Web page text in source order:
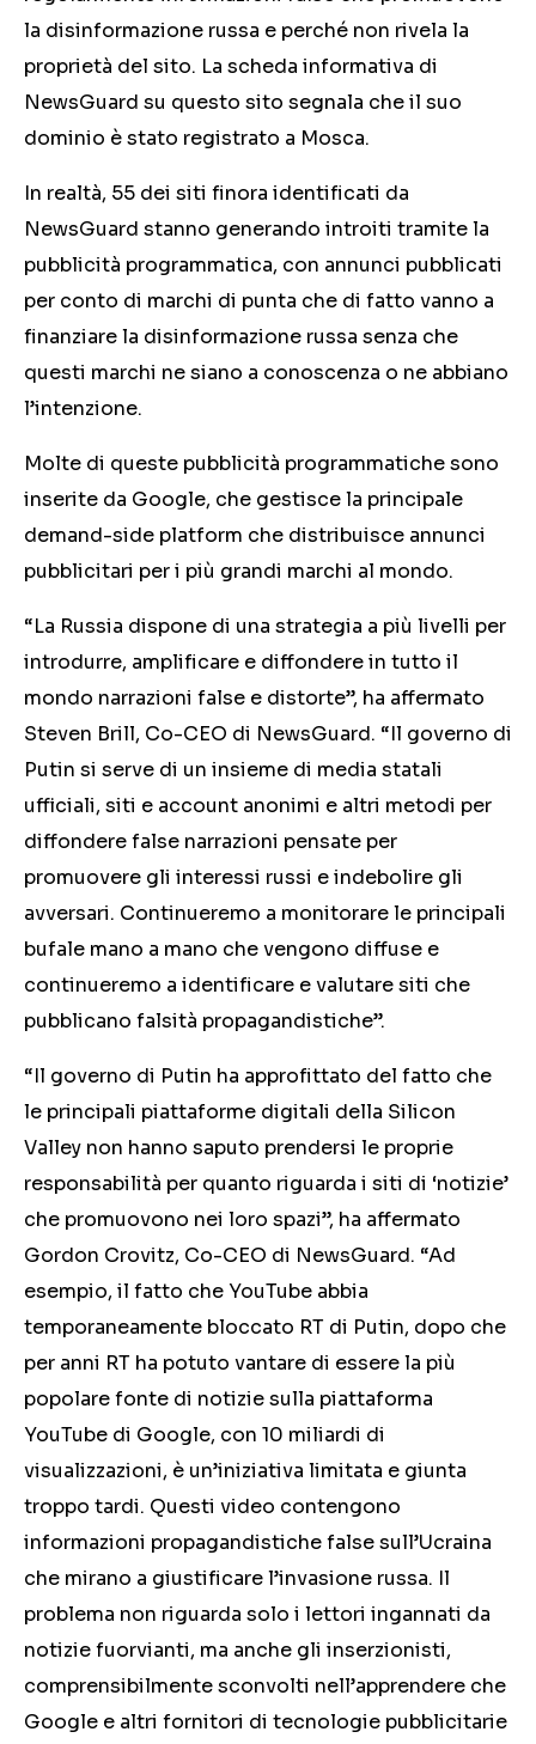
la disinformazione russa e perché non rivela la
proprietà del sito. La scheda informativa di
NewsGuard su questo sito segnala che il suo
dominio è stato registrato a Mosca.
In realtà, 55 dei siti finora identificati da
NewsGuard stanno generando introiti tramite la
pubblicità programmatica, con annunci pubblicati
per conto di marchi di punta che di fatto vanno a
finanziare la disinformazione russa senza che
questi marchi ne siano a conoscenza o ne abbiano
l’intenzione.
Molte di queste pubblicità programmatiche sono
inserite da Google, che gestisce la principale
demand-side platform che distribuisce annunci
pubblicitari per i più grandi marchi al mondo.
“La Russia dispone di una strategia a più livelli per
introdurre, amplificare e diffondere in tutto il
mondo narrazioni false e distorte”, ha affermato
Steven Brill, Co-CEO di NewsGuard. “Il governo di
Putin si serve di un insieme di media statali
ufficiali, siti e account anonimi e altri metodi per
diffondere false narrazioni pensate per
promuovere gli interessi russi e indebolire gli
avversari. Continueremo a monitorare le principali
bufale mano a mano che vengono diffuse e
continueremo a identificare e valutare siti che
pubblicano falsità propagandistiche”.
“Il governo di Putin ha approfittato del fatto che
le principali piattaforme digitali della Silicon
Valley non hanno saputo prendersi le proprie
responsabilità per quanto riguarda i siti di ‘notizie’
che promuovono nei loro spazi”, ha affermato
Gordon Crovitz, Co-CEO di NewsGuard. “Ad
esempio, il fatto che YouTube abbia
temporaneamente bloccato RT di Putin, dopo che
per anni RT ha potuto vantare di essere la più
popolare fonte di notizie sulla piattaforma
YouTube di Google, con 10 miliardi di
visualizzazioni, è un’iniziativa limitata e giunta
troppo tardi. Questi video contengono
informazioni propagandistiche false sull’Ucraina
che mirano a giustificare l’invasione russa. Il
problema non riguarda solo i lettori ingannati da
notizie fuorvianti, ma anche gli inserzionisti,
comprensibilmente sconvolti nell’apprendere che
Google e altri fornitori di tecnologie pubblicitarie